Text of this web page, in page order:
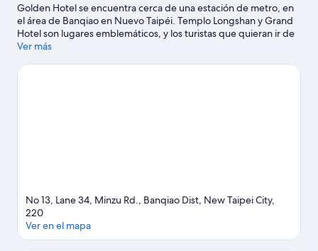
Golden Hotel se encuentra cerca de una estación de metro, en
el área de Banqiao en Nuevo Taipéi. Templo Longshan y Grand
Hotel son lugares emblemáticos, y los turistas que quieran ir de
compras pueden visitar Mercado Nocturno de Ningxia y
Estadio de Taipei, y haz algo de tiempo para conocer Zoo de
Ver más
No 13, Lane 34, Minzu Rd., Banqiao Dist, New Taipei City,
220
Ver en el mapa